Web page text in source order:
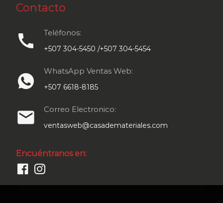
Contacto
call Teléfonos:
+507 304-5450 /+507 304-5454
WhatsApp Ventas Web:
+507 6618-8185
email Correo Electronico:
ventasweb@casademateriales.com
Encuéntranos en: